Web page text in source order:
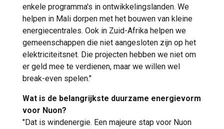
enkele programma's in ontwikkelingslanden. We
helpen in Mali dorpen met het bouwen van kleine
energiecentrales. Ook in Zuid-Afrika helpen we
gemeenschappen die niet aangesloten zijn op het
elektriciteitsnet. Die projecten hebben we niet om
er geld mee te verdienen, maar we willen wel
break-even spelen."
Wat is de belangrijkste duurzame energievorm
voor Nuon?
"Dat is windenergie. Een majeure stap voor Nuon